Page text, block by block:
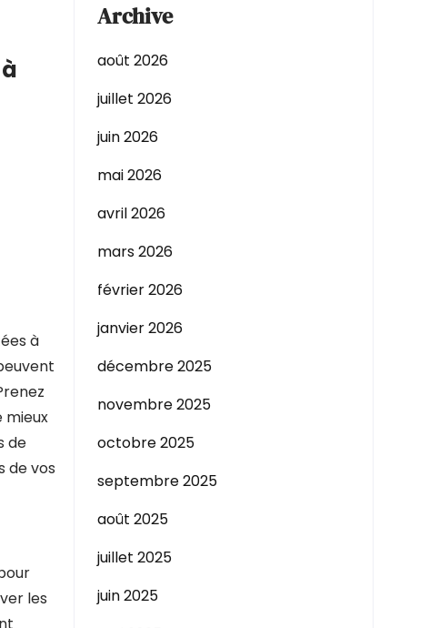
à
mieux
de
de vos
les
Archive
août 2026
juillet 2026
juin 2026
mai 2026
avril 2026
mars 2026
février 2026
janvier 2026
décembre 2025
novembre 2025
octobre 2025
septembre 2025
août 2025
juillet 2025
juin 2025